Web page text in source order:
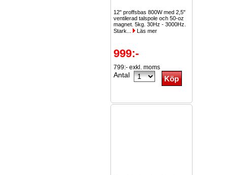
12" proffsbas 800W med 2,5"
ventilerad talspole och 50-oz
magnet. 5kg. 30Hz - 3000Hz.
Stark...
Läs mer
999:-
799:- exkl. moms
Antal